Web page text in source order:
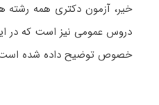
خیر، آزمون دکتری همه رشته
دروس عمومی نیز است که در
خصوص توضیح داده شده